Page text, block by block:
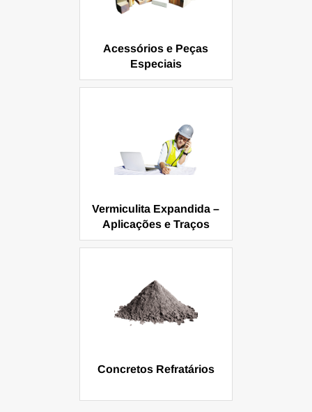
Acessórios e Peças
Especiais
Vermiculita Expandida –
Aplicações e Traços
Concretos Refratários